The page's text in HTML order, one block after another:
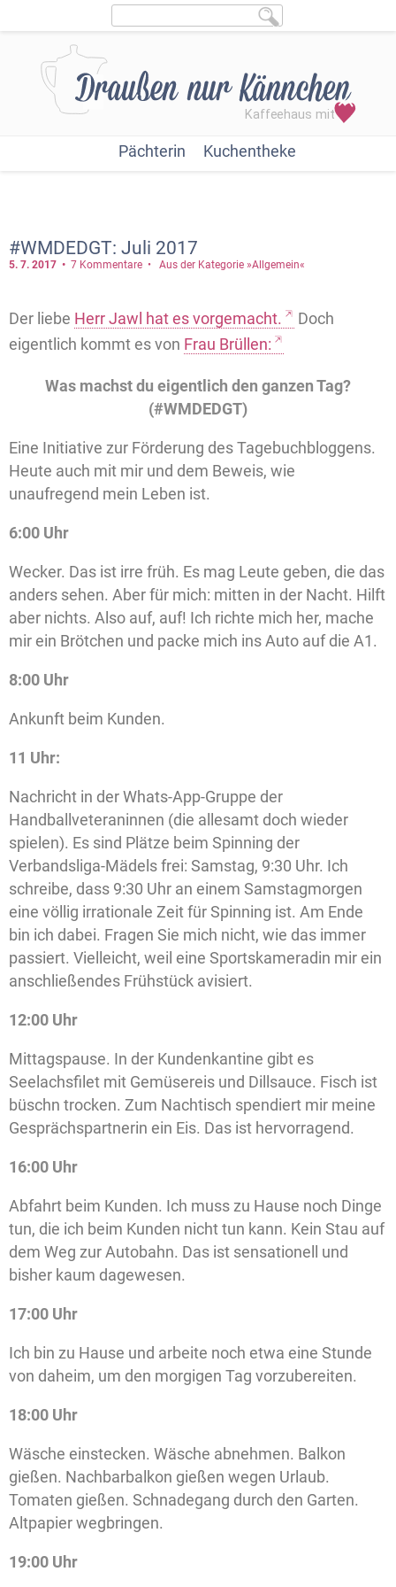
Pächterin Kuchentheke
#WMDEDGT: Juli 2017
5. 7. 2017 7 Kommentare Aus der Kategorie »Allgemein«
Der liebe Herr Jawl hat es vorgemacht.
Doch
eigentlich kommt es von Frau Brüllen:
Was machst du eigentlich den ganzen Tag?
(#WMDEDGT)
Eine Initiative zur Förderung des Tagebuchbloggens.
Heute auch mit mir und dem Beweis, wie
unaufregend mein Leben ist.
6:00 Uhr
Wecker. Das ist irre früh. Es mag Leute geben, die das
anders sehen. Aber für mich: mitten in der Nacht. Hilft
aber nichts. Also auf, auf! Ich richte mich her, mache
mir ein Brötchen und packe mich ins Auto auf die A1.
8:00 Uhr
Ankunft beim Kunden.
11 Uhr:
Nachricht in der Whats-App-Gruppe der
Handballveteraninnen (die allesamt doch wieder
spielen). Es sind Plätze beim Spinning der
Verbandsliga-Mädels frei: Samstag, 9:30 Uhr. Ich
schreibe, dass 9:30 Uhr an einem Samstagmorgen
eine völlig irrationale Zeit für Spinning ist. Am Ende
bin ich dabei. Fragen Sie mich nicht, wie das immer
passiert. Vielleicht, weil eine Sportskameradin mir ein
anschließendes Frühstück avisiert.
12:00 Uhr
Mittagspause. In der Kundenkantine gibt es
Seelachsfilet mit Gemüsereis und Dillsauce. Fisch ist
büschn trocken. Zum Nachtisch spendiert mir meine
Gesprächspartnerin ein Eis. Das ist hervorragend.
16:00 Uhr
Abfahrt beim Kunden. Ich muss zu Hause noch Dinge
tun, die ich beim Kunden nicht tun kann. Kein Stau auf
dem Weg zur Autobahn. Das ist sensationell und
bisher kaum dagewesen.
17:00 Uhr
Ich bin zu Hause und arbeite noch etwa eine Stunde
von daheim, um den morgigen Tag vorzubereiten.
18:00 Uhr
Wäsche einstecken. Wäsche abnehmen. Balkon
gießen. Nachbarbalkon gießen wegen Urlaub.
Tomaten gießen. Schnadegang durch den Garten.
Altpapier wegbringen.
19:00 Uhr